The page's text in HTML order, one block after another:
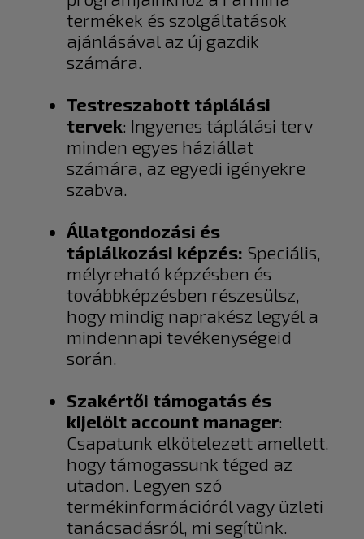
termékek és szolgáltatások
ajánlásával az új gazdik
számára.
Testreszabott táplálási
tervek: Ingyenes táplálási terv
minden egyes háziállat
számára, az egyedi igényekre
szabva.
Állatgondozási és
táplálkozási képzés: Speciális,
mélyreható képzésben és
továbbképzésben részesülsz,
hogy mindig naprakész legyél a
mindennapi tevékenységeid
során.
Szakértői támogatás és
kijelölt account manager:
Csapatunk elkötelezett amellett,
hogy támogassunk téged az
utadon. Legyen szó
termékinformációról vagy üzleti
tanácsadásról, mi segítünk.